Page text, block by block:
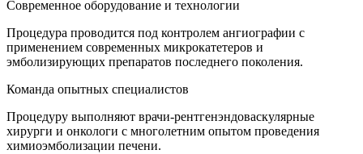
Современное оборудование и технологии
Процедура проводится под контролем ангиографии с
применением современных микрокатетеров и
эмболизирующих препаратов последнего поколения.
Команда опытных специалистов
Процедуру выполняют врачи-рентгенэндоваскулярные
хирурги и онкологи с многолетним опытом проведения
химиоэмболизации печени.